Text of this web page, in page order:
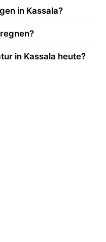
in Kassala?
in Kassala heute?